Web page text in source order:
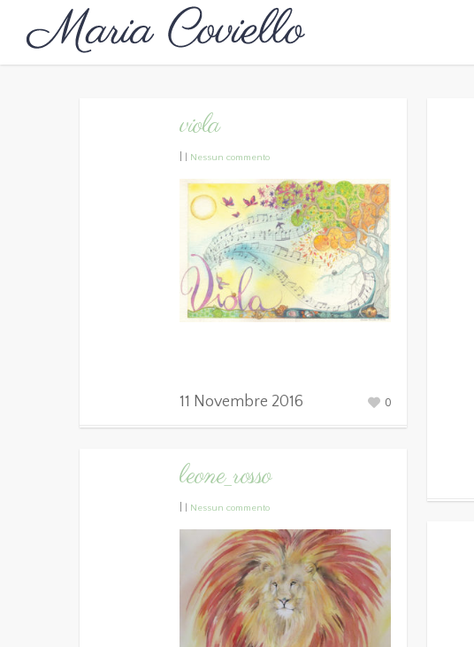
viola
Nessun commento
11 Novembre 2016 0
leone_rosso
Nessun commento